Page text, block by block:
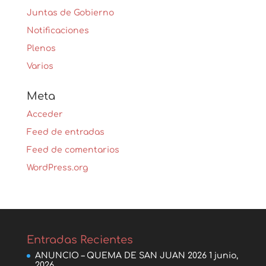
Juntas de Gobierno
Notificaciones
Plenos
Varios
Meta
Acceder
Feed de entradas
Feed de comentarios
WordPress.org
Entradas Recientes
ANUNCIO – QUEMA DE SAN JUAN 2026 1 junio,